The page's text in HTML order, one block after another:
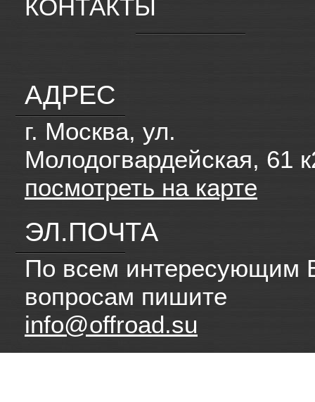
КОНТАКТЫ
АДРЕС
г. Москва, ул.
Молодогвардейская, 61
посмотреть на карте
ЭЛ.ПОЧТА
По всем интересующим
вопросам пишите
info@offroad.su